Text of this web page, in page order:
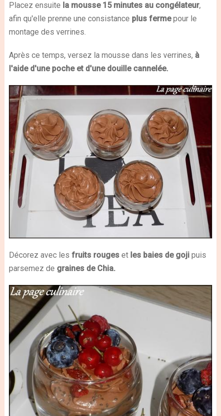
Placez ensuite la mousse 15 minutes au congélateur,
afin qu'elle prenne une consistance plus fermepour le
montage des verrines.
Après ce temps, versez la mousse dans les verrines, à
l'aide d'une poche et d'une douille cannelée.
Décorez avec les fruits rouges etles baies de gojipuis
parsemez de graines de Chia.